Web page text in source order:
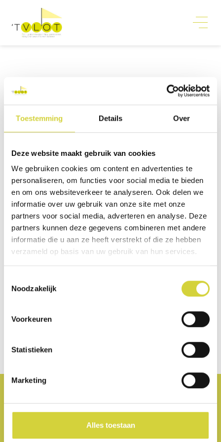
Toestemming Details Over
Deze website maakt gebruik van cookies
We gebruiken cookies om content en advertenties te
personaliseren, om functies voor social media te bieden
en om ons websiteverkeer te analyseren. Ook delen we
informatie over uw gebruik van onze site met onze
partners voor social media, adverteren en analyse. Deze
partners kunnen deze gegevens combineren met andere
informatie die u aan ze heeft verstrekt of die ze hebben
verzameld op basis van uw gebruik van hun services.
Noodzakelijk
Voorkeuren
Statistieken
Marketing
Alles toestaan
Scholengroep
Als school maken wij deel uit van de
Meer info over de scholengroep vind je
opwww.sint-rembert.be .
GV Basisschool 'T VLOT
8810 LICHTERVELDE